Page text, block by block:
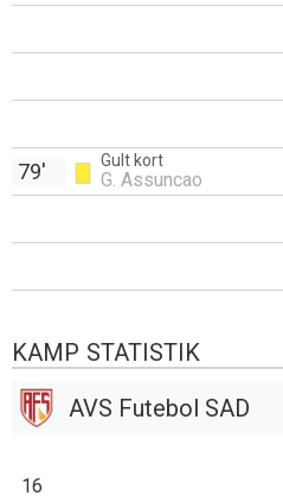
Gult kort
G. Assuncao
79'
KAMP STATISTIK
AVS Futebol SAD
16